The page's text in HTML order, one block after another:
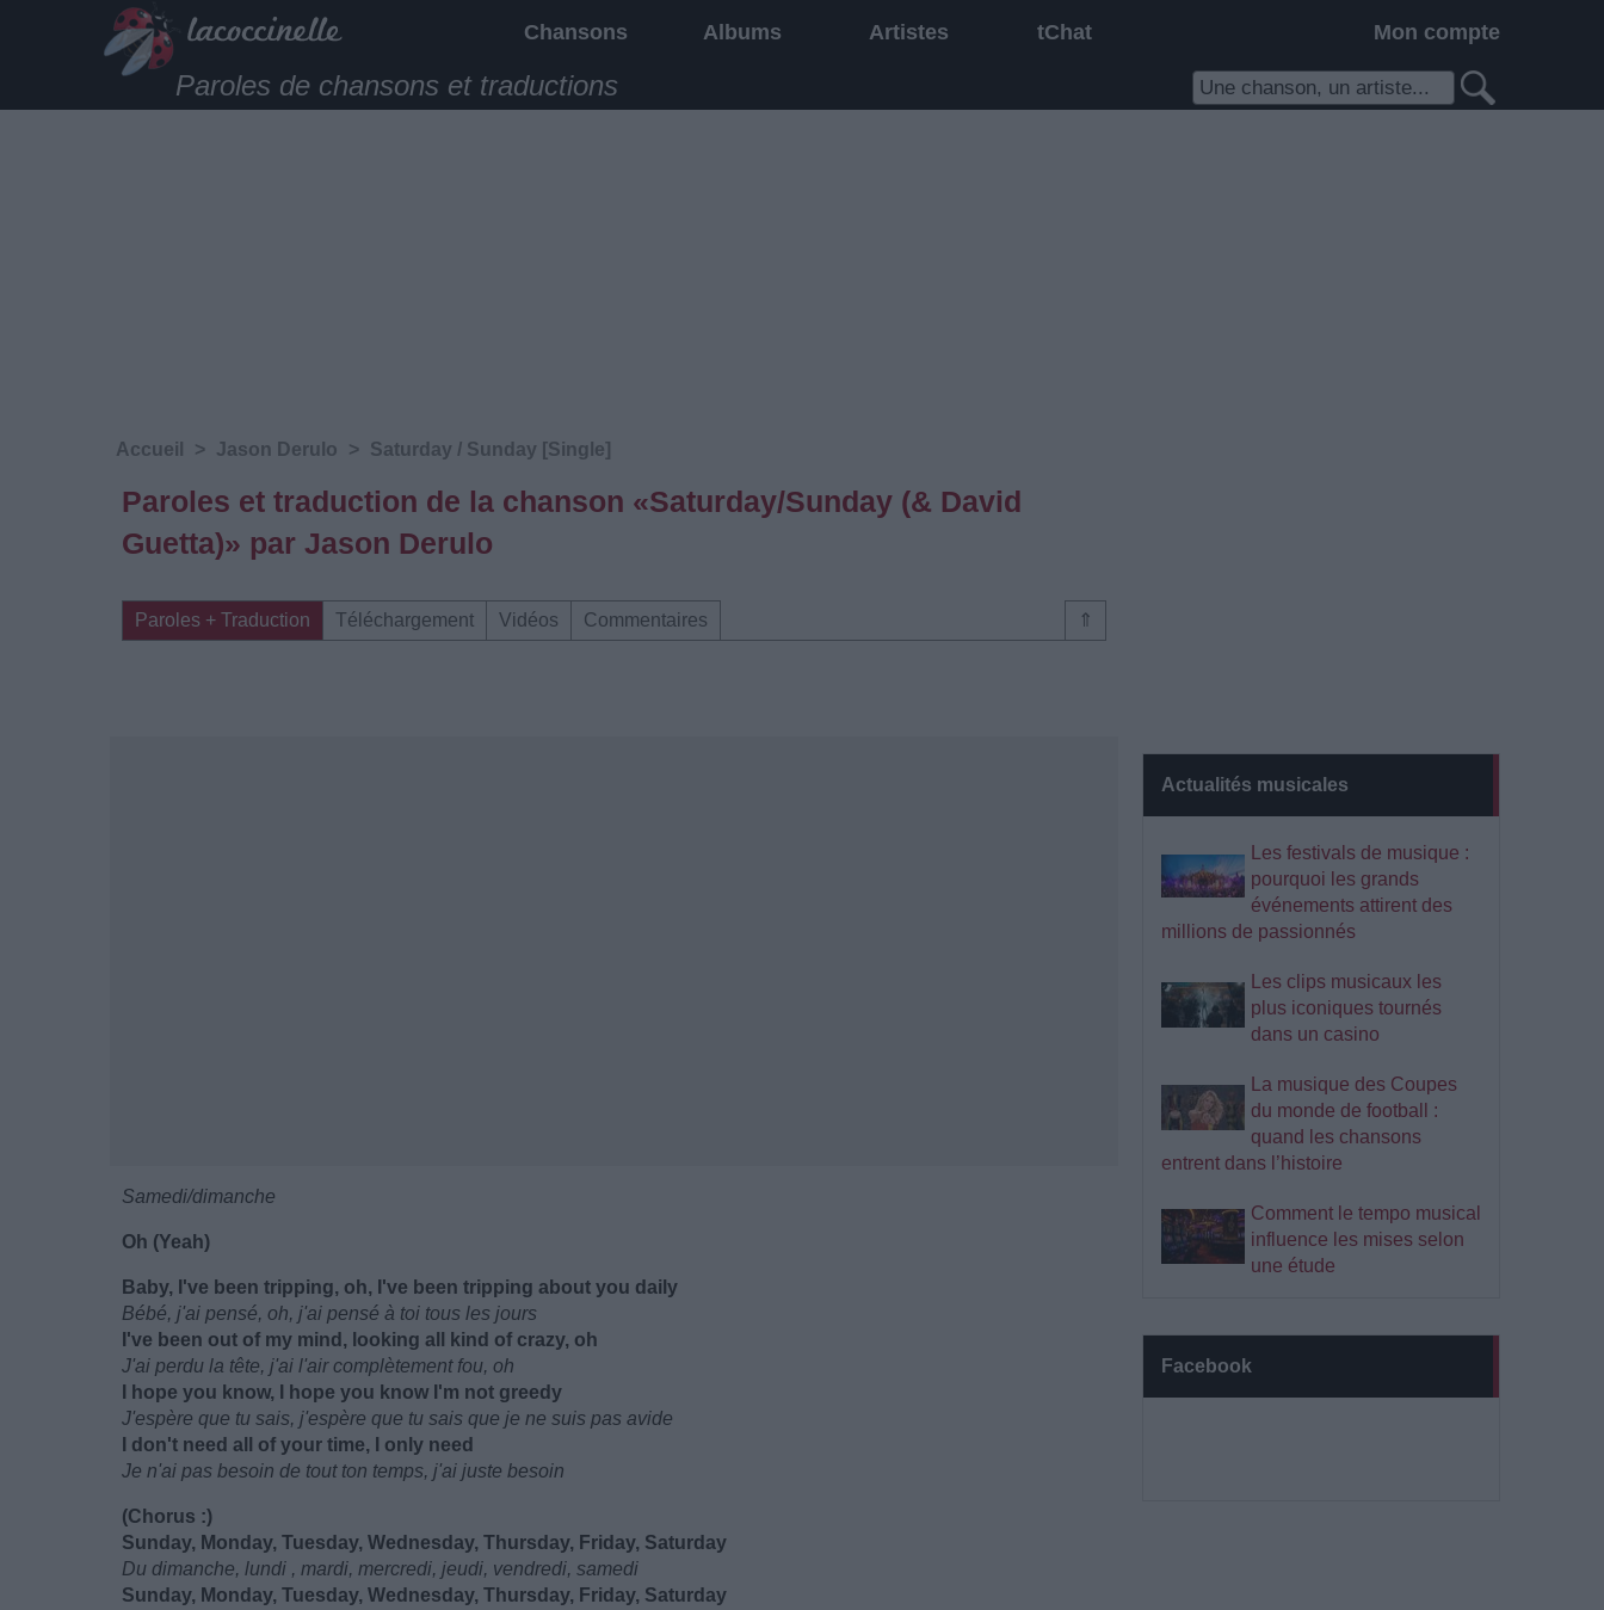
Chansons Albums Artistes tChat Mon compte
Paroles de chansons et traductions
Actualités musicales
Les festivals de musique :
pourquoi les grands
événements attirent des
millions de passionnés
Les clips musicaux les
plus iconiques tournés
dans un casino
La musique des Coupes
du monde de football :
quand les chansons
entrent dans l’histoire
Comment le tempo musical
influence les mises selon
une étude
Facebook
Accueil > Jason Derulo > Saturday / Sunday [Single]
Paroles et traduction de la chanson «Saturday/Sunday (& David
Guetta)» par Jason Derulo
⇑
Paroles + Traduction Téléchargement Vidéos Commentaires
Samedi/dimanche
Oh (Yeah)
Baby, I've been tripping, oh, I've been tripping about you daily
Bébé, j'ai pensé, oh, j'ai pensé à toi tous les jours
I've been out of my mind, looking all kind of crazy, oh
J'ai perdu la tête, j'ai l'air complètement fou, oh
I hope you know, I hope you know I'm not greedy
J'espère que tu sais, j'espère que tu sais que je ne suis pas avide
I don't need all of your time, I only need
Je n'ai pas besoin de tout ton temps, j'ai juste besoin
(Chorus :)
Sunday, Monday, Tuesday, Wednesday, Thursday, Friday, Saturday
Du dimanche, lundi , mardi, mercredi, jeudi, vendredi, samedi
Sunday, Monday, Tuesday, Wednesday, Thursday, Friday, Saturday